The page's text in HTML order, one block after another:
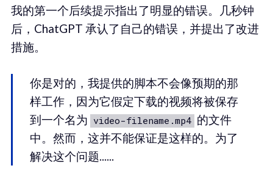
我的第一个后续提示指出了明显的错误。几秒钟
后，ChatGPT 承认了自己的错误，并提出了改进
措施。
你是对的，我提供的脚本不会像预期的那
样工作，因为它假定下载的视频将被保存
到一个名为 video-filename.mp4 的文件
中。然而，这并不能保证是这样的。为了
解决这个问题......